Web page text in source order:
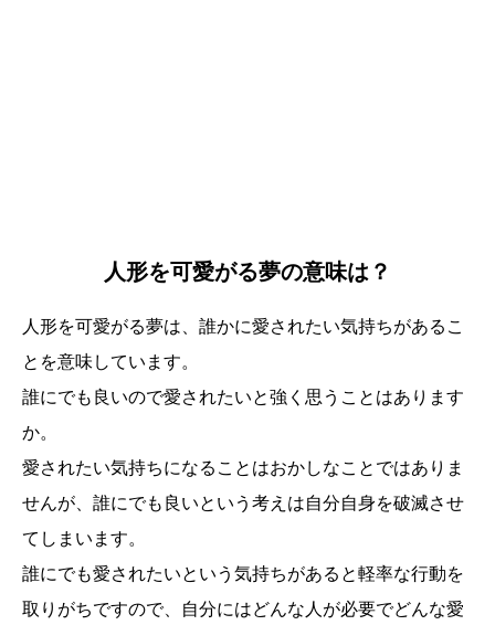
人形を可愛がる夢の意味は？
人形を可愛がる夢は、誰かに愛されたい気持ちがあるこ
とを意味しています。
誰にでも良いので愛されたいと強く思うことはあります
か。
愛されたい気持ちになることはおかしなことではありま
せんが、誰にでも良いという考えは自分自身を破滅させ
てしまいます。
誰にでも愛されたいという気持ちがあると軽率な行動を
取りがちですので、自分にはどんな人が必要でどんな愛